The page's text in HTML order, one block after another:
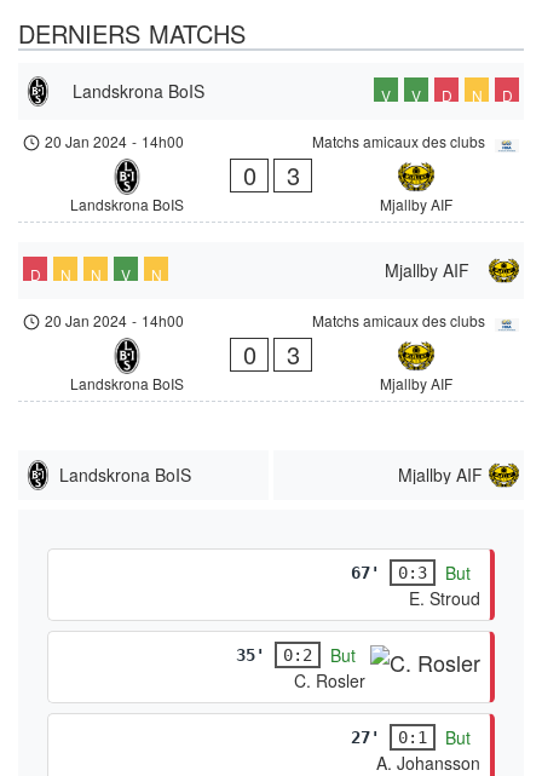
DERNIERS MATCHS
Landskrona BoIS V V D N D
Matchs amicaux des clubs
20 Jan 2024 - 14h00
Landskrona BoIS
0 3
Mjallby AIF
Mjallby AIF
D N N V N
Matchs amicaux des clubs
20 Jan 2024 - 14h00
Landskrona BoIS
0 3
Mjallby AIF
Landskrona BoIS Mjallby AIF
67' 0:3
But
E. Stroud
35' 0:2
But
C. Rosler
27' 0:1
But
A. Johansson